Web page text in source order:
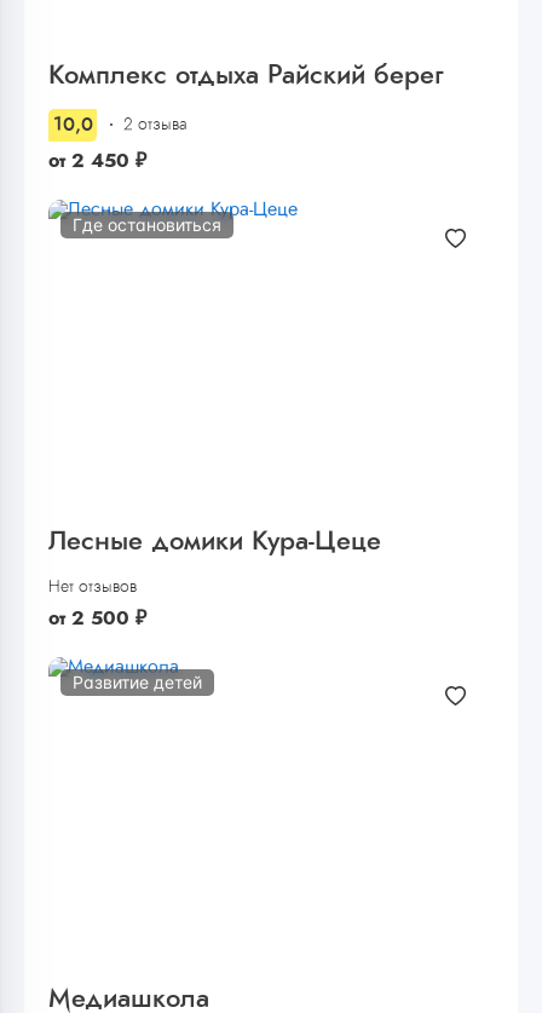
Комплекс отдыха Райский берег
10,0 2 отзыва
от 2 450 ₽
Где остановиться
Лесные домики Кура-Цеце
Нет отзывов
от 2 500 ₽
Развитие детей
Медиашкола